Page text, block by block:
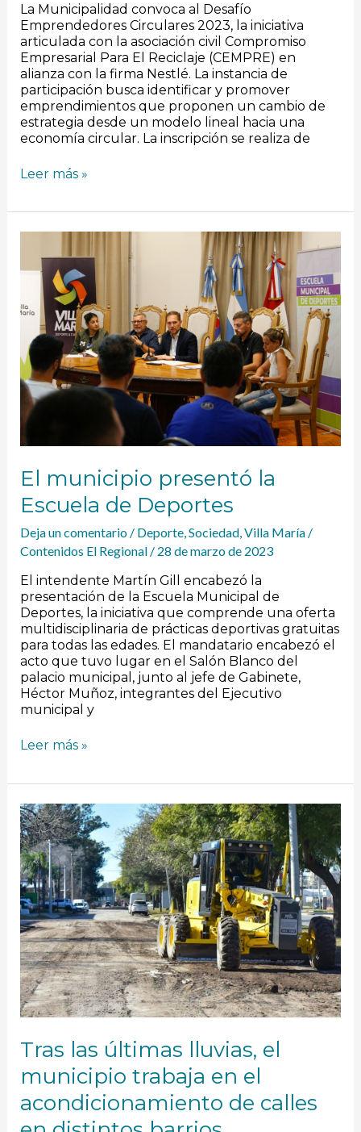
La Municipalidad convoca al Desafío
Emprendedores Circulares 2023, la iniciativa
articulada con la asociación civil Compromiso
Empresarial Para El Reciclaje (CEMPRE) en
alianza con la firma Nestlé. La instancia de
participación busca identificar y promover
emprendimientos que proponen un cambio de
estrategia desde un modelo lineal hacia una
economía circular. La inscripción se realiza de
Leer más »
El municipio presentó la
Escuela de Deportes
Deja un comentario / Deporte,Sociedad,Villa María/
Contenidos El Regional / 28 de marzo de 2023
El intendente Martín Gill encabezó la
presentación de la Escuela Municipal de
Deportes, la iniciativa que comprende una oferta
multidisciplinaria de prácticas deportivas gratuitas
para todas las edades. El mandatario encabezó el
acto que tuvo lugar en el Salón Blanco del
palacio municipal, junto al jefe de Gabinete,
Héctor Muñoz, integrantes del Ejecutivo
municipal y
municipio
presentó
Escuela
de
Deportes
Leer más »
Tras las últimas lluvias, el
municipio trabaja en el
acondicionamiento de calles
Tras
las
últimas
lluvias,
el
municipio
trabaja
en
el
acondicionamiento
de
calles
en
distintos